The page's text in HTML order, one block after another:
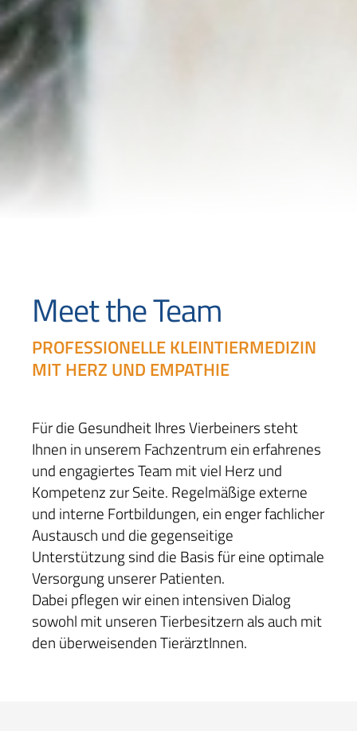
Meet the Team
PROFESSIONELLE KLEINTIERMEDIZIN
MIT HERZ UND EMPATHIE
Für die Gesundheit Ihres Vierbeiners steht
Ihnen in unserem Fachzentrum ein erfahrenes
und engagiertes Team mit viel Herz und
Kompetenz zur Seite. Regelmäßige externe
und interne Fortbildungen, ein enger fachlicher
Austausch und die gegenseitige
Unterstützung sind die Basis für eine optimale
Versorgung unserer Patienten.
Dabei pflegen wir einen intensiven Dialog
sowohl mit unseren Tierbesitzern als auch mit
den überweisenden TierärztInnen.